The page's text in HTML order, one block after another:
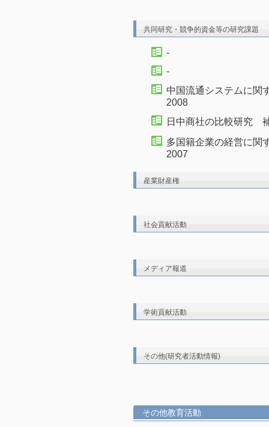
共同研究・競争的資金等の研究課題
-
-
中国流通システムに
2008
日中商社の比較研究
多国籍企業の経営に
2007
産業財産権
社会貢献活動
メディア報道
学術貢献活動
その他(研究者活動情報)
その他教育活動